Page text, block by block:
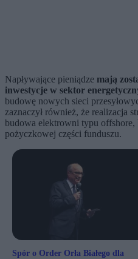
Napływające pieniądze mają
inwestycje w sektor
budowę nowych sieci
zaznaczył również, że realizacja
budowa elektrowni typu offshore,
pożyczkowej części funduszu.
Spór o Order Orła Białego dla